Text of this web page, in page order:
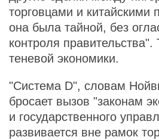
торговцами и китайскими
она была тайной, без
контроля правительства".
теневой экономики.
"Система D", словам
бросает вызов "законам
и государственного
развивается вне рамок